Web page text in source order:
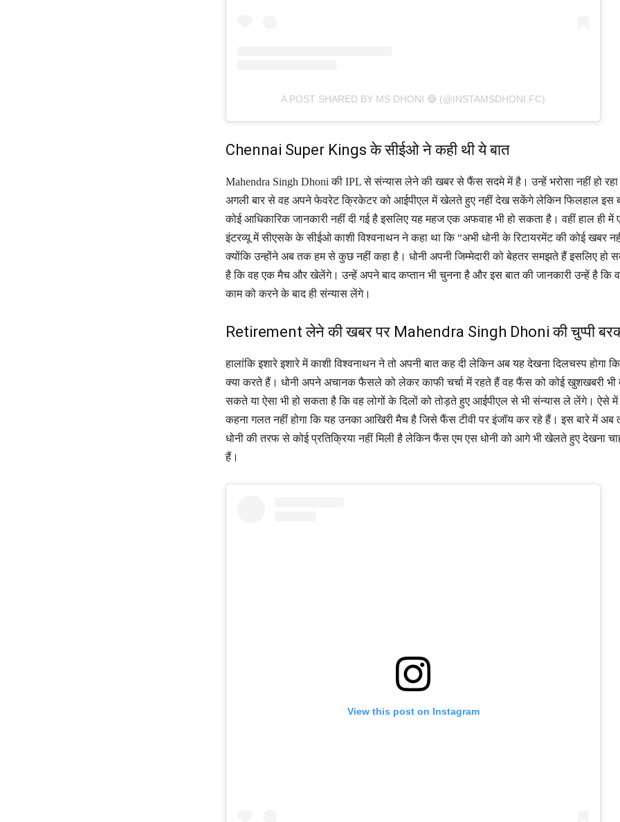
A POST SHARED BY MS DHONI 🔵 (@INSTAMSDHONI.FC)
Chennai Super Kings के सीईओ ने कही थी ये बात
Mahendra Singh Dhoni की IPL से संन्यास लेने की खबर से फैंस सदमे में है। उन्हें भरोसा नहीं हो रहा
अगली बार से वह अपने फेवरेट क्रिकेटर को आईपीएल में खेलते हुए नहीं देख सकेंगे लेकिन फिलहाल इस
कोई आधिकारिक जानकारी नहीं दी गई है इसलिए यह महज एक अफवाह भी हो सकता है। वहीं हाल ही में
इंटरव्यू में सीएसके के सीईओ काशी विश्वनाथन ने कहा था कि “अभी धोनी के रिटायरमेंट की कोई खबर
क्योंकि उन्होंने अब तक हम से कुछ नहीं कहा है। धोनी अपनी जिम्मेदारी को बेहतर समझते हैं इसलिए हो
है कि वह एक मैच और खेलेंगे। उन्हें अपने बाद कप्तान भी चुनना है और इस बात की जानकारी उन्हें है कि
काम को करने के बाद ही संन्यास लेंगे।
Retirement लेने की खबर पर Mahendra Singh Dhoni की चुप्पी
हालांकि इशारे इशारे में काशी विश्वनाथन ने तो अपनी बात कह दी लेकिन अब यह देखना दिलचस्प होगा कि
क्या करते हैं। धोनी अपने अचानक फैसले को लेकर काफी चर्चा में रहते हैं वह फैंस को कोई खुशखबरी भी
सकते या ऐसा भी हो सकता है कि वह लोगों के दिलों को तोड़ते हुए आईपीएल से भी संन्यास ले लेंगे। ऐसे
कहना गलत नहीं होगा कि यह उनका आखिरी मैच है जिसे फैंस टीवी पर इंजॉय कर रहे हैं। इस बारे में अब
धोनी की तरफ से कोई प्रतिक्रिया नहीं मिली है लेकिन फैंस एम एस धोनी को आगे भी खेलते हुए देखना
हैं।
View this post on Instagram